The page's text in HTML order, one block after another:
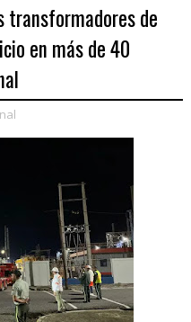
transformadores de
en más de 40